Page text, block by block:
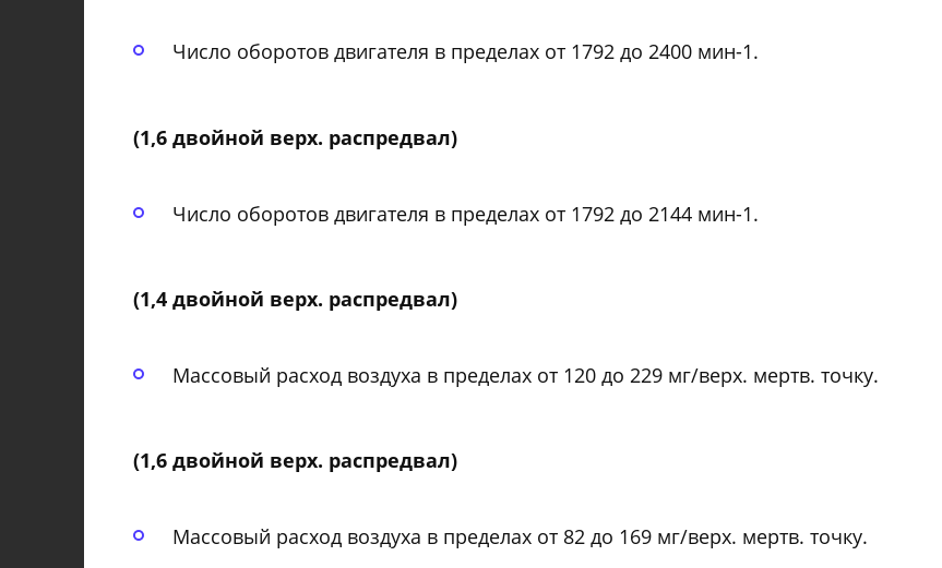
Число оборотов двигателя в пределах от 1792 до 2400 мин-1.
(1,6 двойной верх. распредвал)
Число оборотов двигателя в пределах от 1792 до 2144 мин-1.
(1,4 двойной верх. распредвал)
Массовый расход воздуха в пределах от 120 до 229 мг/верх. мертв. точку.
(1,6 двойной верх. распредвал)
Массовый расход воздуха в пределах от 82 до 169 мг/верх. мертв. точку.